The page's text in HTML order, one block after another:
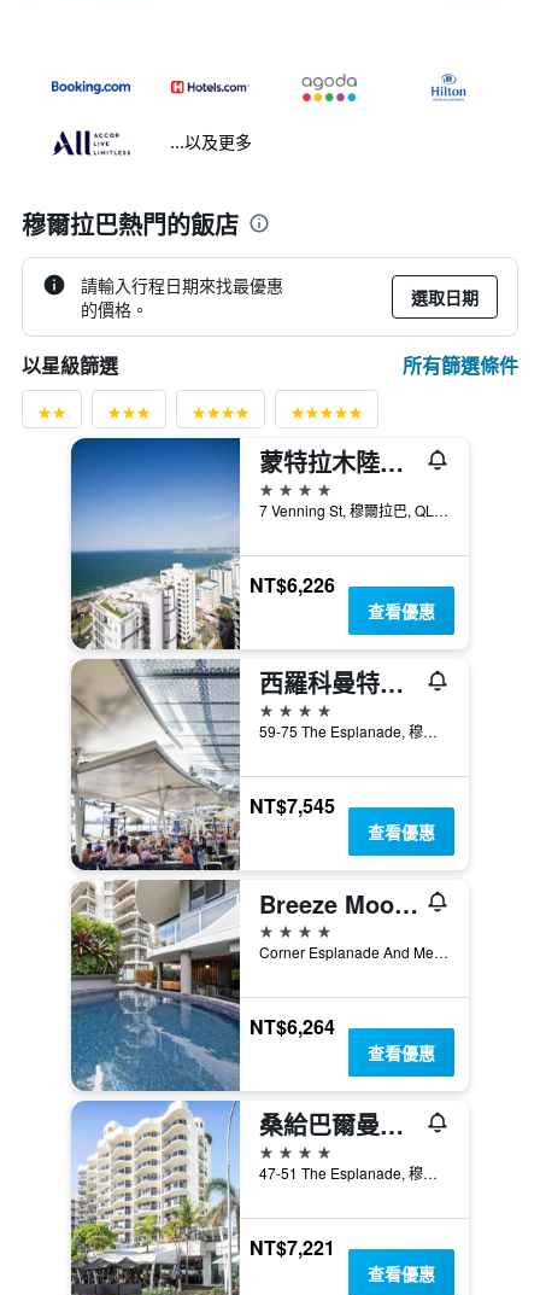
...以及更多
穆爾拉巴熱門的飯店
請輸入行程日期來找最優惠
的價格。
選取日期
以星級篩選 所有篩選條件
蒙特拉木陸拉巴海灘酒店
4星級
7 Venning St, 穆爾拉巴, QLD, 澳洲
NT$6,226
查看優惠
西羅科曼特拉酒店
4星級
59-75 The Esplanade, 穆爾拉巴, QLD, 澳洲
NT$7,545
查看優惠
Breeze Mooloolaba, an Ascend Collection Hotel
4星級
Corner Esplanade And Meta Stre, 3, 穆爾拉巴, QLD, 澳洲
NT$6,264
查看優惠
桑給巴爾曼特拉酒店
4星級
47-51 The Esplanade, 穆爾拉巴, QLD, 澳洲
NT$7,221
查看優惠